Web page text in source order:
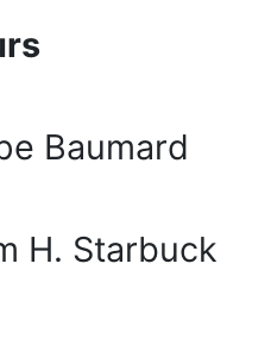
Baumard
H. Starbuck